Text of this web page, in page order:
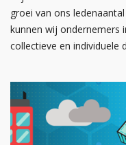
groei van ons
kunnen wij ondernemers
collectieve en individuele